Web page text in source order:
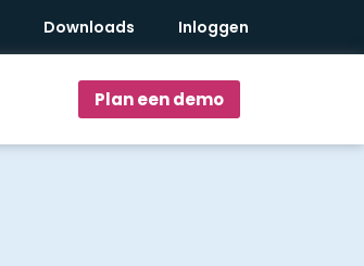
Downloads Inloggen
Plan een demo